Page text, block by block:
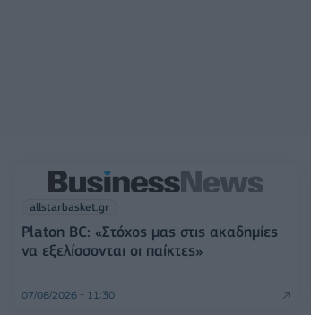
allstarbasket.gr
Platon BC: «Στόχος μας στις ακαδημίες
να εξελίσσονται οι παίκτες»
07/08/2026 - 11:30